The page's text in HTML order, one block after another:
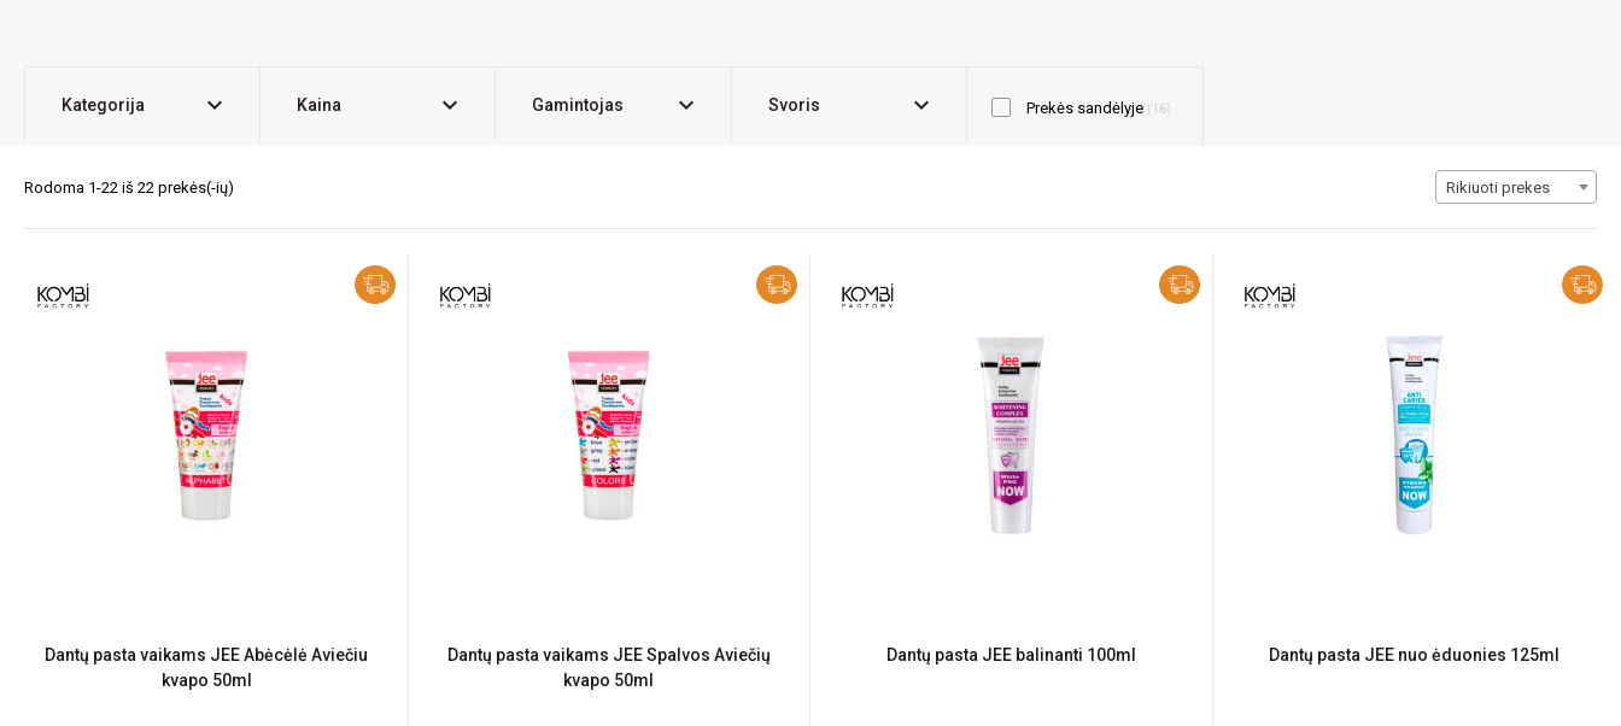
Kategorija expand_more Kaina expand_more Gamintojas expand_more Svoris expand_more Prekės sandėlyje 16
Rodoma 1-22 iš 22 prekės(-ių) Rikiuoti prekes
Dantų pasta vaikams JEE Abėcėlė Aviečiu
kvapo 50ml
Dantų pasta vaikams JEE Spalvos Aviečių
kvapo 50ml
Dantų pasta JEE balinanti 100ml Dantų pasta JEE nuo ėduonies 125ml